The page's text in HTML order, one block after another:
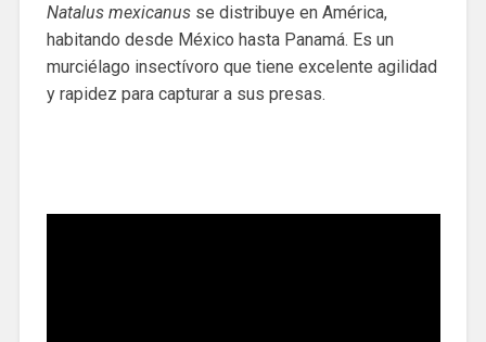
Natalus mexicanusse distribuye en América,
habitando desde México hasta Panamá. Es un
murciélago insectívoro que tiene excelente agilidad
y rapidez para capturar a sus presas.